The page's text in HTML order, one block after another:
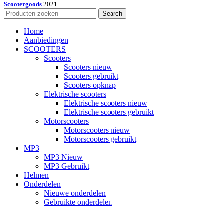
Scootergoods 2021
Search
Home
Aanbiedingen
SCOOTERS
Scooters
Scooters nieuw
Scooters gebruikt
Scooters opknap
Elektrische scooters
Elektrische scooters nieuw
Elektrische scooters gebruikt
Motorscooters
Motorscooters nieuw
Motorscooters gebruikt
MP3
MP3 Nieuw
MP3 Gebruikt
Helmen
Onderdelen
Nieuwe onderdelen
Gebruikte onderdelen